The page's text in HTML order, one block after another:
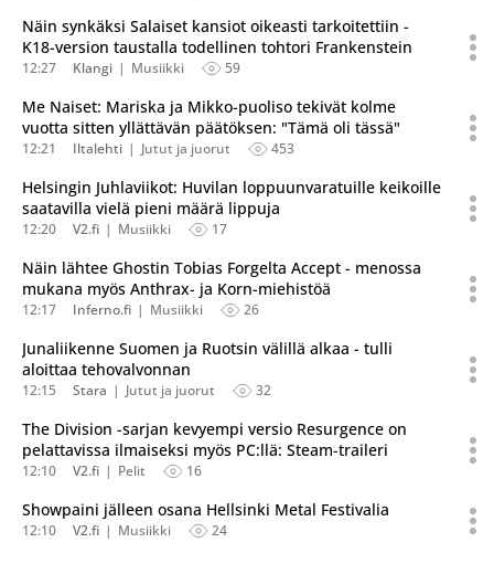
Näin synkäksi Salaiset kansiot oikeasti tarkoitettiin -
K18-version taustalla todellinen tohtori Frankenstein
12:27 Klangi Musiikki 59
Me Naiset: Mariska ja Mikko-puoliso tekivät kolme
vuotta sitten yllättävän päätöksen: "Tämä oli tässä"
12:21 Iltalehti Jutut ja juorut 453
Helsingin Juhlaviikot: Huvilan loppuunvaratuille keikoille
saatavilla vielä pieni määrä lippuja
12:20 V2.fi Musiikki 17
Näin lähtee Ghostin Tobias Forgelta Accept - menossa
mukana myös Anthrax- ja Korn-miehistöä
12:17 Inferno.fi Musiikki 26
Junaliikenne Suomen ja Ruotsin välillä alkaa - tulli
aloittaa tehovalvonnan
12:15 Stara Jutut ja juorut 32
The Division -sarjan kevyempi versio Resurgence on
pelattavissa ilmaiseksi myös PC:llä: Steam-traileri
12:10 V2.fi Pelit 16
Showpaini jälleen osana Hellsinki Metal Festivalia
12:10 V2.fi Musiikki 24